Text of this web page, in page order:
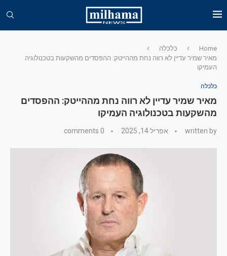
Home
כלכלה
מאיר שמיר עדיין לא רווה נחת מההייטק: ההפסדים מהשקעות בטכנולוגיה
העמיקו
כלכלה
מאיר שמיר עדיין לא רווה נחת מההייטק: ההפסדים
מהשקעות בטכנולוגיה העמיקו
written by אפריל 14, 2025 0 comments